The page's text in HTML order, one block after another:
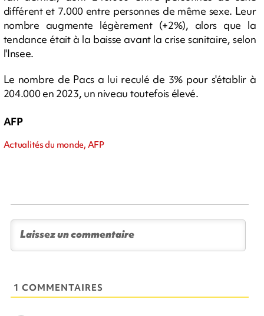
différent et 7.000 entre personnes de même sexe. Leur
nombre augmente légèrement (+2%), alors que la
tendance était à la baisse avant la crise sanitaire, selon
l'Insee.
Le nombre de Pacs a lui reculé de 3% pour s'établir à
204.000 en 2023, un niveau toutefois élevé.
AFP
Actualités du monde, AFP
1 COMMENTAIRES